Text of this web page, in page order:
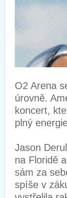
O2 Arena
úrovně.
koncert,
plný
Jason
na Floridě
sám za
spíše v